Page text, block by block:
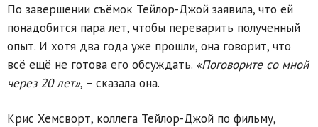
По завершении съёмок Тейлор-Джой заявила, что ей
понадобится пара лет, чтобы переварить полученный
опыт. И хотя два года уже прошли, она говорит, что
всё ещё не готова его обсуждать. «Поговорите со мной
через 20 лет», – сказала она.
Крис Хемсворт, коллега Тейлор-Джой по фильму,